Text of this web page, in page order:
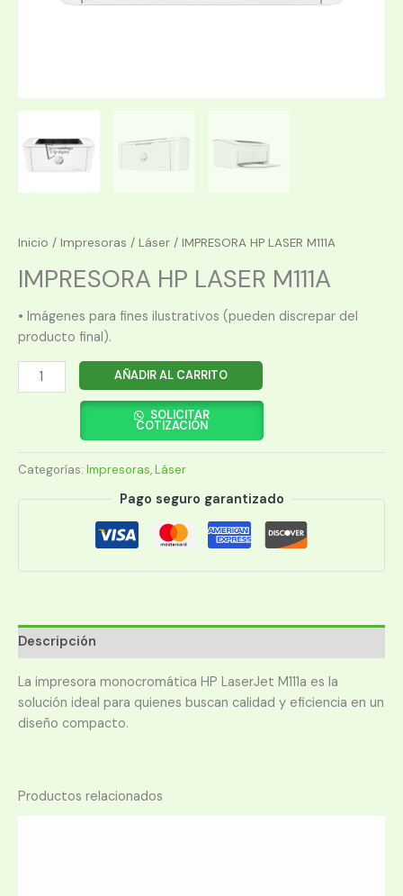
Inicio / Impresoras / Láser / IMPRESORA HP LASER M111A
IMPRESORA HP LASER M111A
• Imágenes para fines ilustrativos (pueden discrepar del
producto final).
IMPRESORA
HP
cantidad
AÑADIR AL CARRITO
SOLICITAR
COTIZACIÓN
Categorías: Impresoras,Láser
Pago seguro garantizado
Descripción
La impresora monocromática HP LaserJet M111a es la
solución ideal para quienes buscan calidad y eficiencia en un
diseño compacto.
Productos relacionados